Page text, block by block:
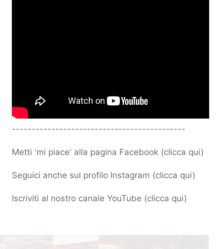
--------------------------------------------
Metti 'mi piace' alla pagina Facebook (clicca qui)
Seguici anche sul profilo Instagram (clicca qui)
Iscriviti al nostro canale YouTube (clicca qui)